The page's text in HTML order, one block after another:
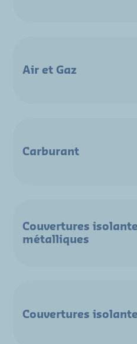
Air et Gaz
Carburant
Couvertures
métalliques
Couvertures